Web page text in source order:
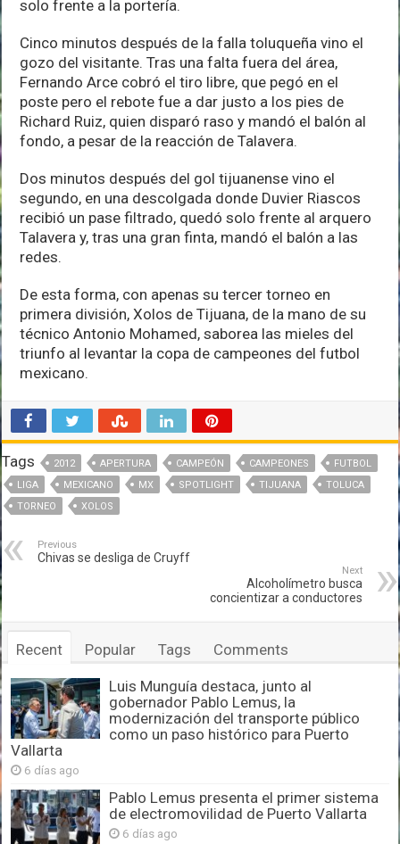
solo frente a la portería.
Cinco minutos después de la falla toluqueña vino el
gozo del visitante. Tras una falta fuera del área,
Fernando Arce cobró el tiro libre, que pegó en el
poste pero el rebote fue a dar justo a los pies de
Richard Ruiz, quien disparó raso y mandó el balón al
fondo, a pesar de la reacción de Talavera.
Dos minutos después del gol tijuanense vino el
segundo, en una descolgada donde Duvier Riascos
recibió un pase filtrado, quedó solo frente al arquero
Talavera y, tras una gran finta, mandó el balón a las
redes.
De esta forma, con apenas su tercer torneo en
primera división, Xolos de Tijuana, de la mano de su
técnico Antonio Mohamed, saborea las mieles del
triunfo al levantar la copa de campeones del futbol
mexicano.
Tags 2012 APERTURA CAMPEÓN CAMPEONES
FUTBOL
LIGA
MEXICANO MX SPOTLIGHT TIJUANA
TOLUCA
TORNEO
XOLOS
Previous
Chivas se desliga de Cruyff
Next
Alcoholímetro busca
concientizar a conductores
Recent Popular Tags Comments
Luis Munguía destaca, junto al
gobernador Pablo Lemus, la
modernización del transporte público
como un paso histórico para Puerto
Vallarta
6 días ago
Pablo Lemus presenta el primer sistema
de electromovilidad de Puerto Vallarta
6 días ago